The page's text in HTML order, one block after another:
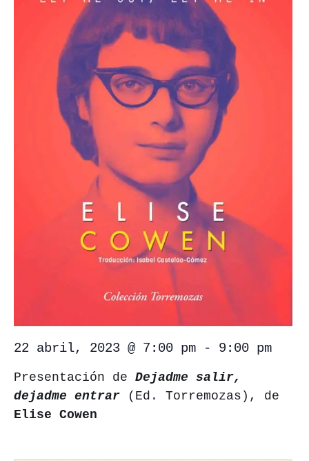
Presentación de Dejadme salir,
dejadme entrar(Ed. Torremozas), de
Elise Cowen
22 abril, 2023 @ 7:00 pm- 9:00 pm